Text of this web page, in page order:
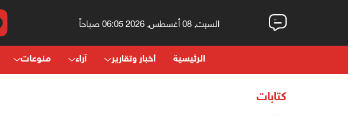
السبت, 08 أغسطس, 2026 06:05 صباحاً
الرئيسية أخبار وتقارير آراء منوعات
كتابات